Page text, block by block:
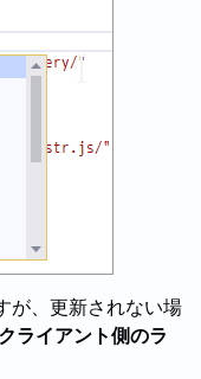
が、更新されない場
クライアント側のラ